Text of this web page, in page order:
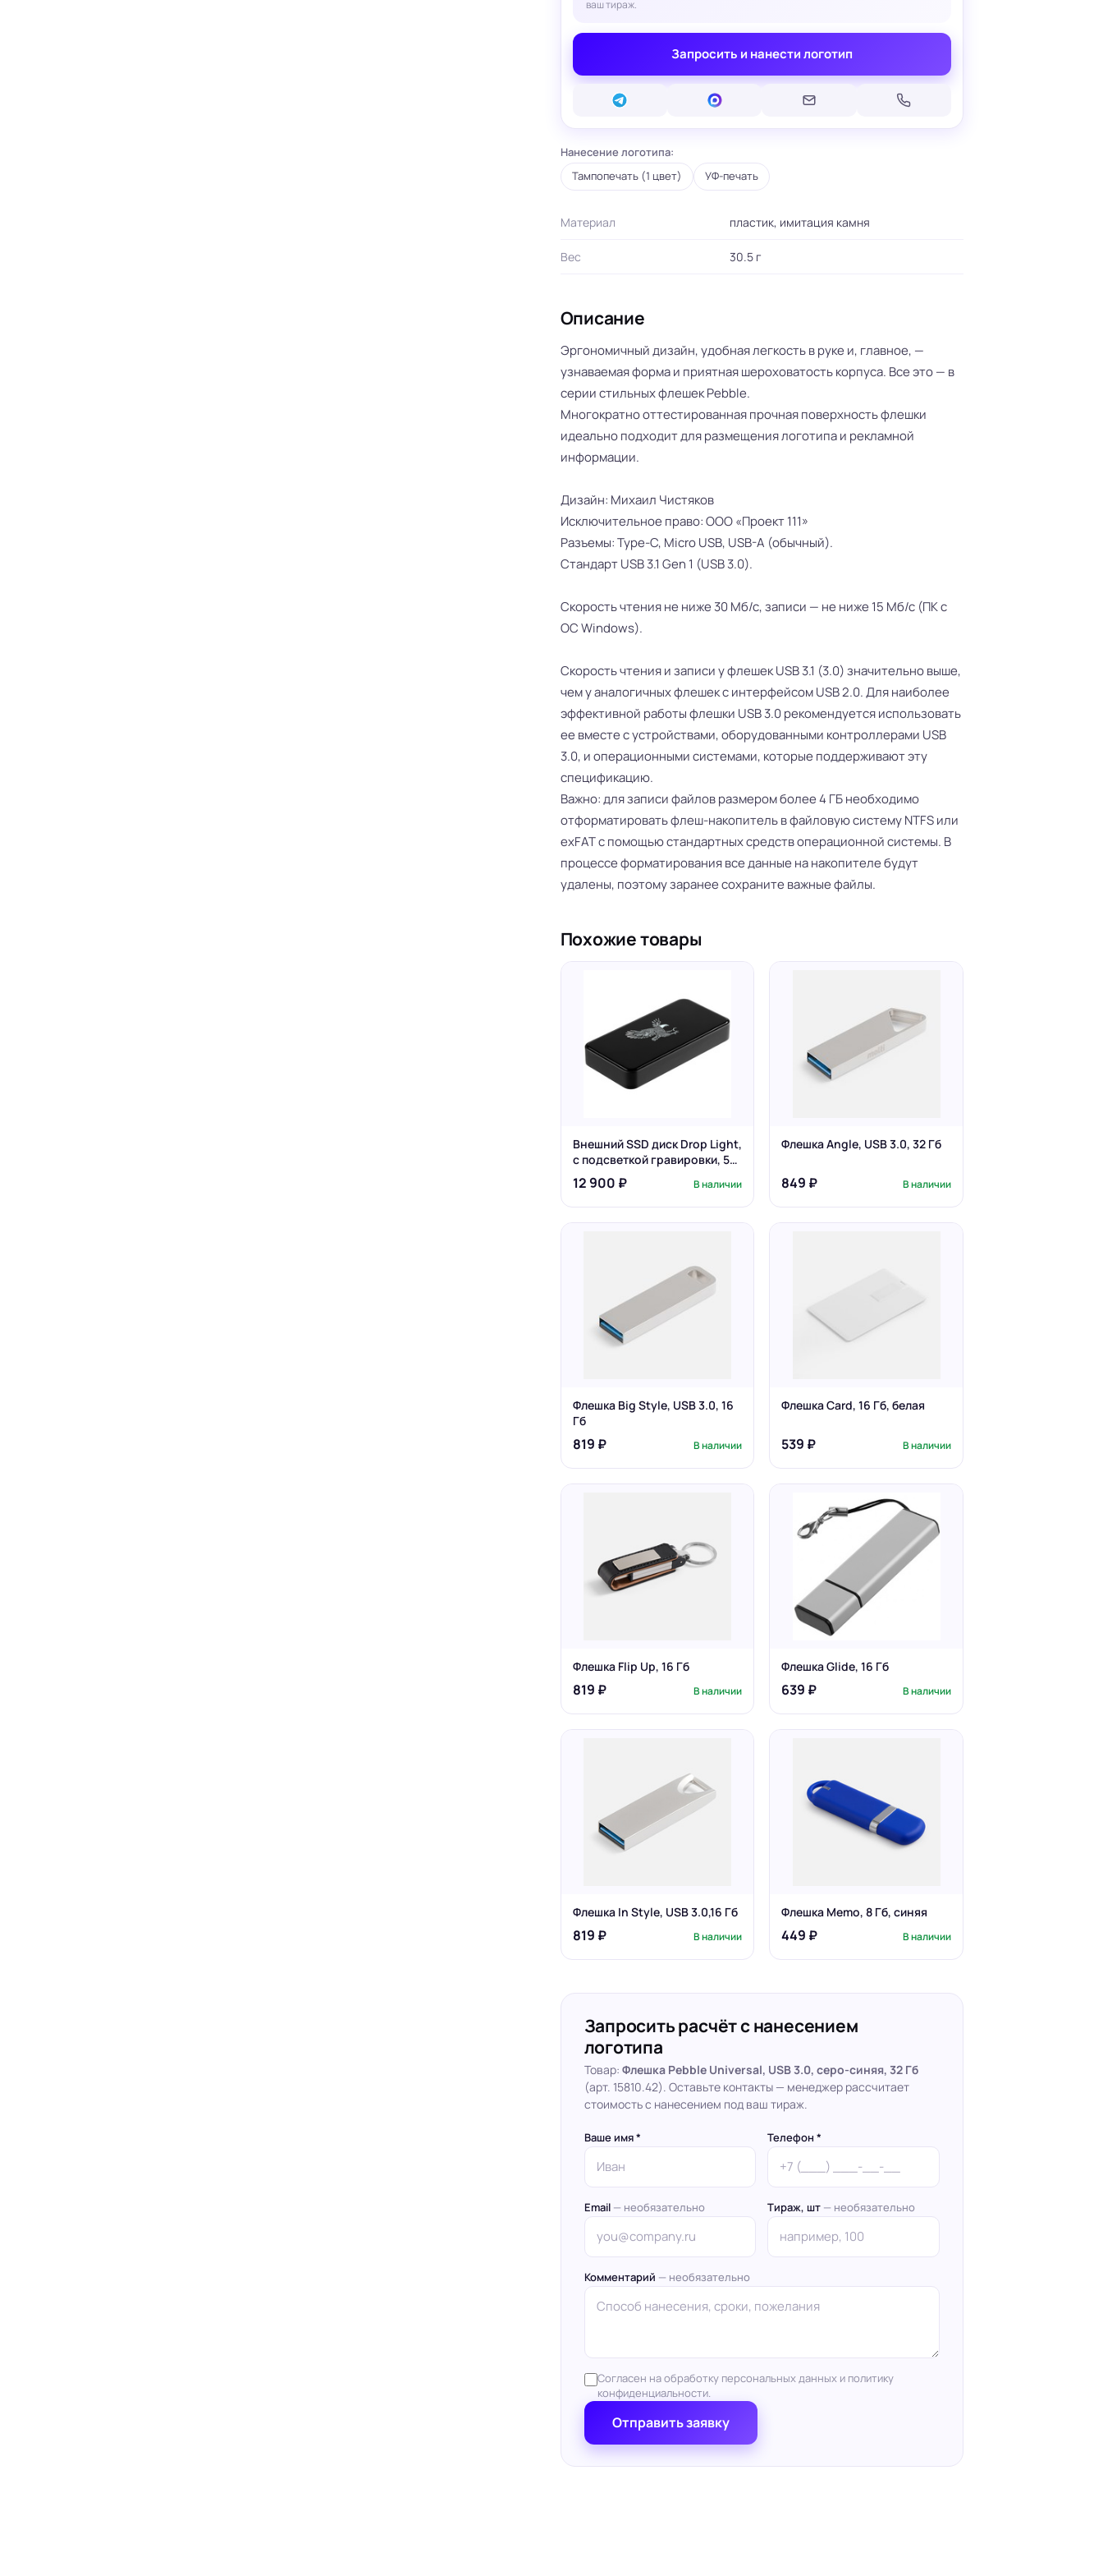
Готовые бумажные пакеты
Картонные коробки
Печать на фотобумаге
Печать на самоклеящейся
пленке
Печать на холсте
ваш тираж.
Запросить и нанести логотип
Нанесение логотипа:
Тампопечать (1 цвет) УФ-печать
Материал пластик, имитация камня
Вес 30.5 г
Описание
Эргономичный дизайн, удобная легкость в руке и, главное, —
узнаваемая форма и приятная шероховатость корпуса. Все это — в
серии стильных флешек Pebble.
Многократно оттестированная прочная поверхность флешки
идеально подходит для размещения логотипа и рекламной
информации.
Дизайн: Михаил Чистяков
Исключительное право: ООО «Проект 111»
Разъемы: Type-C, Micro USB, USB-A (обычный).
Стандарт USB 3.1 Gen 1 (USB 3.0).
Скорость чтения не ниже 30 Мб/с, записи — не ниже 15 Мб/с (ПК с
ОС Windows).
Скорость чтения и записи у флешек USB 3.1 (3.0) значительно выше,
чем у аналогичных флешек с интерфейсом USB 2.0. Для наиболее
эффективной работы флешки USB 3.0 рекомендуется использовать
ее вместе с устройствами, оборудованными контроллерами USB
3.0, и операционными системами, которые поддерживают эту
спецификацию.
Важно: для записи файлов размером более 4 ГБ необходимо
отформатировать флеш-накопитель в файловую систему NTFS или
exFAT с помощью стандартных средств операционной системы. В
процессе форматирования все данные на накопителе будут
удалены, поэтому заранее сохраните важные файлы.
Похожие товары
Внешний SSD диск Drop Light,
с подсветкой гравировки, 512
Гб
12 900 ₽ В наличии
Флешка Angle, USB 3.0, 32 Гб
849 ₽ В наличии
Флешка Big Style, USB 3.0, 16
Гб
819 ₽ В наличии
Флешка Card, 16 Гб, белая
539 ₽ В наличии
Флешка Flip Up, 16 Гб
819 ₽ В наличии
Флешка Glide, 16 Гб
639 ₽ В наличии
Флешка In Style, USB 3.0,16 Гб
819 ₽ В наличии
Флешка Memo, 8 Гб, синяя
449 ₽ В наличии
Запросить расчёт с нанесением
логотипа
Товар: Флешка Pebble Universal, USB 3.0, серо-синяя, 32 Гб
(арт. 15810.42). Оставьте контакты — менеджер рассчитает
стоимость с нанесением под ваш тираж.
Ваше имя * Телефон *
Email — необязательно Тираж, шт — необязательно
Комментарий — необязательно
Согласен на обработку персональных данных и политику
конфиденциальности.
Отправить заявку